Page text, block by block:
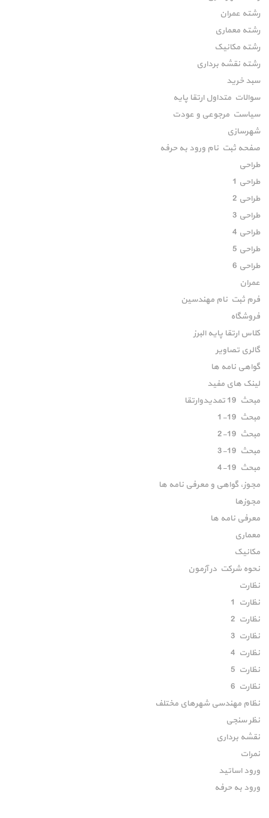
رشته عمران
رشته معماری
رشته مکانیک
رشته نقشه برداری
سبد خرید
سوالات متداول ارتقا پایه
سیاست مرجوعی و عودت
شهرسازی
صفحه ثبت نام ورود به حرفه
طراحی
طراحی 1
طراحی 2
طراحی 3
طراحی 4
طراحی 5
طراحی 6
عمران
فرم ثبت نام مهندسین
فروشگاه
کلاس ارتقا پایه البرز
گالری تصاویر
گواهی نامه ها
لینک های مفید
مبحث 19 تمدیدوارتقا
مبحث 19-1
مبحث 19-2
مبحث 19-3
مبحث 19-4
مجوز، گواهی و معرفی نامه ها
مجوزها
معرفی نامه ها
معماری
مکانیک
نحوه شرکت در آزمون
نظارت
نظارت 1
نظارت 2
نظارت 3
نظارت 4
نظارت 5
نظارت 6
نظام مهندسی شهرهای مختلف
نظر سنجی
نقشه برداری
نمرات
ورود اساتید
ورود به حرفه